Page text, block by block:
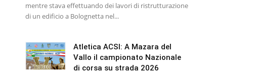
mentre stava effettuando dei lavori di ristrutturazione
di un edificio a Bolognetta nel...
Atletica ACSI: A Mazara del
Vallo il campionato Nazionale
di corsa su strada 2026